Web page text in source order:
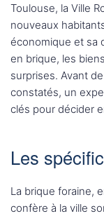
Toulouse, la Ville
nouveaux
économique et sa
en brique, les
surprises. Avant
constatés, un
clés pour décider
Les
La brique foraine,
confère à la ville